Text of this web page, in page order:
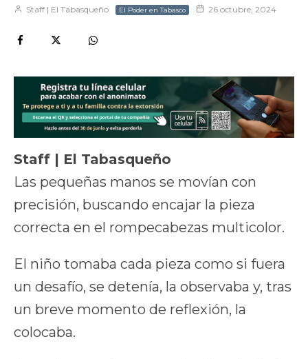
Staff | El Tabasqueño El Poder en Tabasco 26 octubre, 2024
Staff | El Tabasqueño
Las pequeñas manos se movían con
precisión, buscando encajar la pieza
correcta en el rompecabezas multicolor.
El niño tomaba cada pieza como si fuera
un desafío, se detenía, la observaba y, tras
un breve momento de reflexión, la
colocaba.